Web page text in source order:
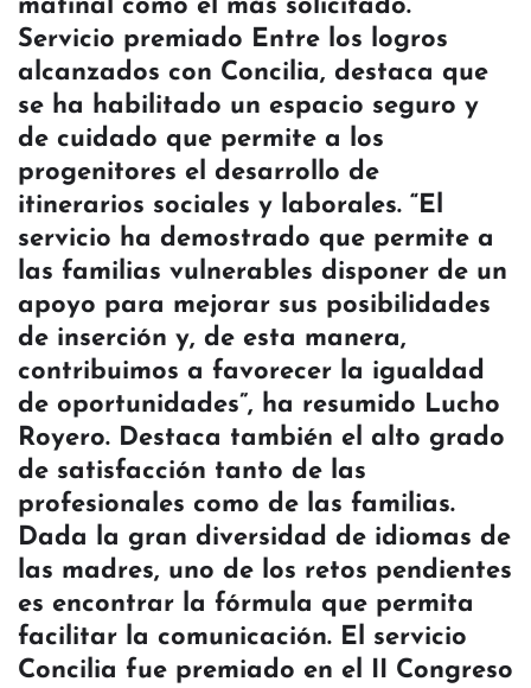
matinal como el más solicitado.
Servicio premiado Entre los logros
alcanzados con Concilia, destaca que
se ha habilitado un espacio seguro y
de cuidado que permite a los
progenitores el desarrollo de
itinerarios sociales y laborales. “El
servicio ha demostrado que permite a
las familias vulnerables disponer de un
apoyo para mejorar sus posibilidades
de inserción y, de esta manera,
contribuimos a favorecer la igualdad
de oportunidades”, ha resumido Lucho
Royero. Destaca también el alto grado
de satisfacción tanto de las
profesionales como de las familias.
Dada la gran diversidad de idiomas de
las madres, uno de los retos pendientes
es encontrar la fórmula que permita
facilitar la comunicación. El servicio
Concilia fue premiado en el II Congreso